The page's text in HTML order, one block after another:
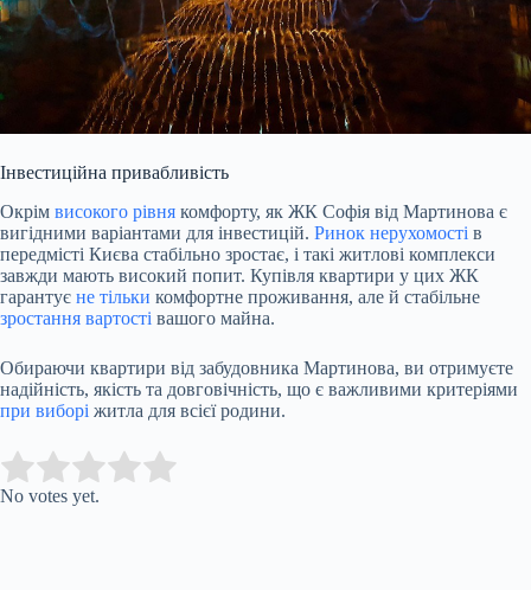
Інвестиційна привабливість
Окрім високого рівня комфорту, як ЖК Софія від Мартинова є
вигідними варіантами для інвестицій. Ринок нерухомості в
передмісті Києва стабільно зростає, і такі житлові комплекси
завжди мають високий попит. Купівля квартири у цих ЖК
гарантує не тільки комфортне проживання, але й стабільне
зростання вартості вашого майна.
Обираючи квартири від забудовника Мартинова, ви отримуєте
надійність, якість та довговічність, що є важливими критеріями
при виборі житла для всієї родини.
Rate this item:
No votes yet.